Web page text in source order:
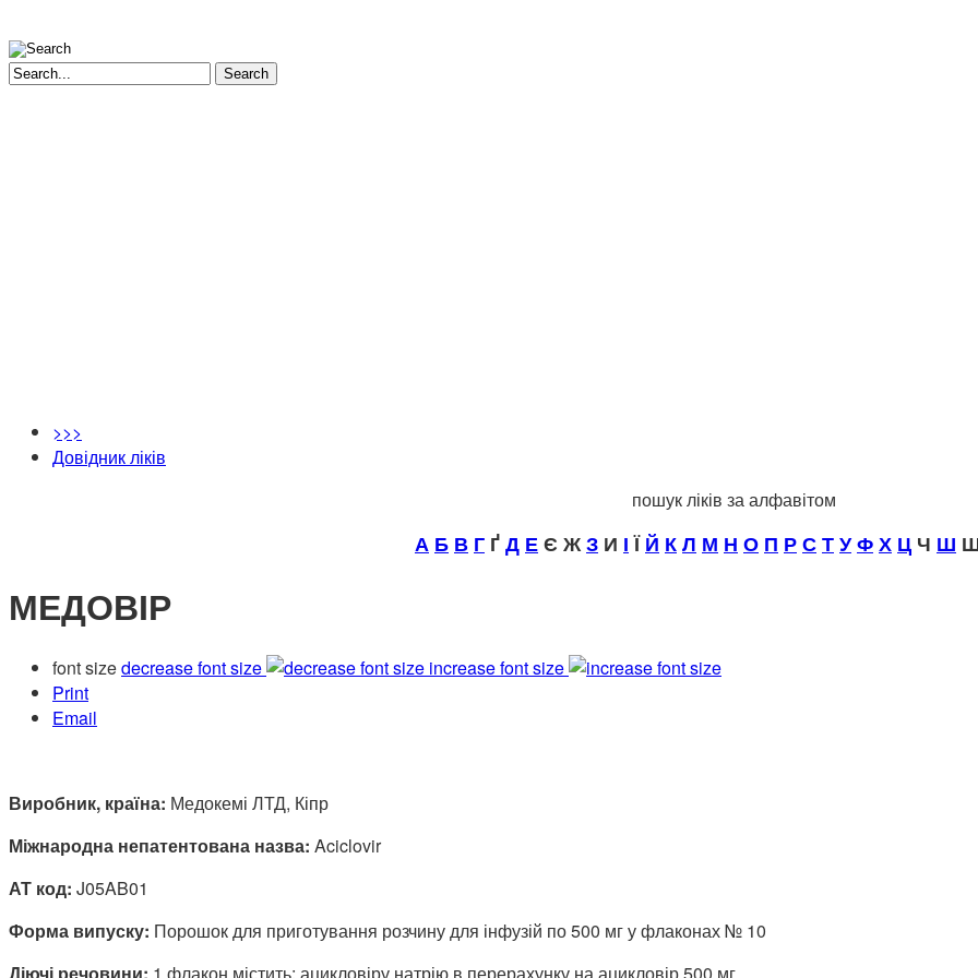
Search
>>>
Довідник ліків
пошук ліків за алфавітом
А Б В Г ҐД ЕЄ ЖЗ И ІЇЙ КЛ М Н О П РСТУФХ Ц Ч Ш
МЕДОВІР
font sizedecrease font size
increase font size
Print
Email
Виробник, країна: Медокемі ЛТД, Кіпр
Міжнародна непатентована назва: Aciclovir
АТ код: J05AB01
Форма випуску: Порошок для приготування розчину для інфузій по 500 мг у флаконах № 10
Діючі речовини: 1 флакон містить: ацикловіру натрію в перерахунку на ацикловір 500 мг